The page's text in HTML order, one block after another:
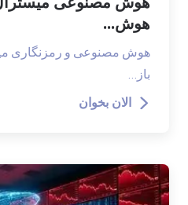
هوش...
هوش مصنوعی و رمزنگاری
باز…
الان بخوان